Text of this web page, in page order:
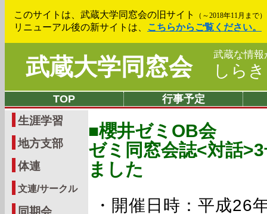
このサイトは、武蔵大学同窓会の旧サイト （～2018年11月まで）
リニューアル後の新サイトは、
こちらからご覧ください。
武蔵大学同窓会 武蔵な情報
しら
TOP 行事予定
生涯学習
地方支部
体連
文連/サークル
同期会
■櫻井ゼミOB会
ゼミ同窓会誌<対話
ました
・開催日時：平成26